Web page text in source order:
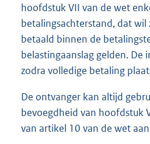
hoofdstuk VII van de wet
betalingsachterstand, dat wil
betaald binnen de
belastingaanslag gelden.
zodra volledige betaling
De ontvanger kan altijd
bevoegdheid van hoofdstuk
van artikel 10 van de wet